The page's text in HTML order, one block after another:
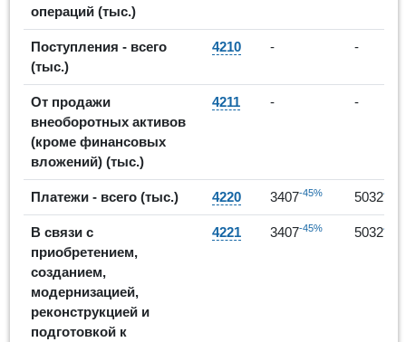
операций (тыс.)
Поступления - всего
(тыс.)
4210 - -
От продажи
внеоборотных активов
(кроме финансовых
вложений) (тыс.)
4211 - -
Платежи - всего (тыс.) 4220 3407-45% 503248%
В связи с
приобретением,
созданием,
модернизацией,
реконструкцией и
подготовкой к
4221 3407-45% 503248%